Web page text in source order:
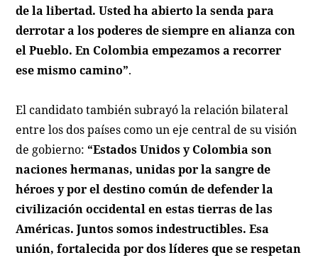
de la libertad. Usted ha abierto la senda para
derrotar a los poderes de siempre en alianza con
el Pueblo. En Colombia empezamos a recorrer
ese mismo camino”.
El candidato también subrayó la relación bilateral
entre los dos países como un eje central de su visión
de gobierno: “Estados Unidos y Colombia son
naciones hermanas, unidas por la sangre de
héroes y por el destino común de defender la
civilización occidental en estas tierras de las
Américas. Juntos somos indestructibles. Esa
unión, fortalecida por dos líderes que se respetan